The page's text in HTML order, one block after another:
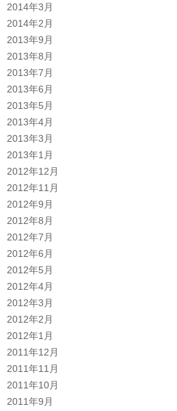
2014年3月
2014年2月
2013年9月
2013年8月
2013年7月
2013年6月
2013年5月
2013年4月
2013年3月
2013年1月
2012年12月
2012年11月
2012年9月
2012年8月
2012年7月
2012年6月
2012年5月
2012年4月
2012年3月
2012年2月
2012年1月
2011年12月
2011年11月
2011年10月
2011年9月